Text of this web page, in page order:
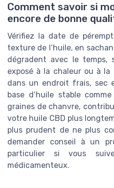
Comment savoir si
encore de bonne
Vérifiez la date de
texture de l’huile, en
dégradent avec le
exposé à la chaleur ou à la
dans un endroit frais, sec
base d’huile stable
graines de chanvre,
votre huile CBD plus
plus prudent de ne plus
demander conseil à un
particulier si vous
médicamenteux.